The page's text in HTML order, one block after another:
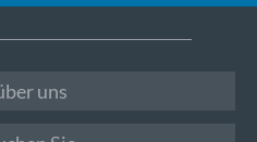
uns